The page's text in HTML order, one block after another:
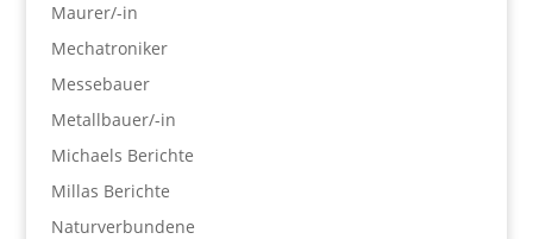
Maurer/-in
Mechatroniker
Messebauer
Metallbauer/-in
Michaels Berichte
Millas Berichte
Naturverbundene